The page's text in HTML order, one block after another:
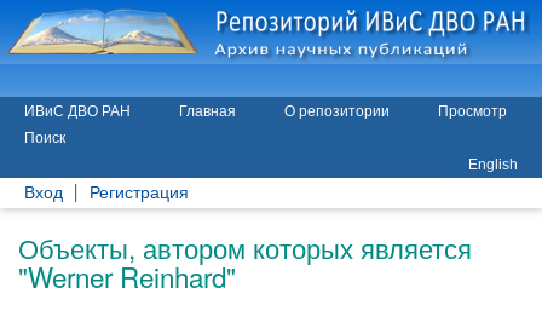
ИВиС ДВО РАН Главная О репозитории
Просмотр
Поиск
English
Вход Регистрация
Объекты, автором которых является
"Werner Reinhard"